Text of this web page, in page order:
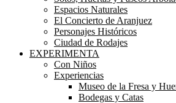
Espacios Naturales
El Concierto de Aranjuez
Personajes Históricos
Ciudad de Rodajes
EXPERIMENTA
Con Niños
Experiencias
Museo de la Fresa y
Bodegas y Catas